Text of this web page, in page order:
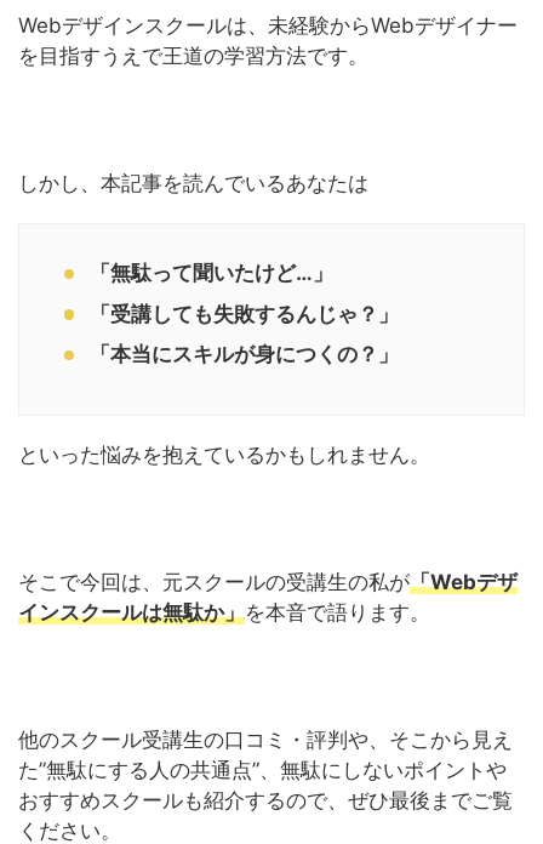
Webデザインスクールは、未経験からWebデザイナー
を目指すうえで王道の学習方法です。
しかし、本記事を読んでいるあなたは
「無駄って聞いたけど…」
「受講しても失敗するんじゃ？」
「本当にスキルが身につくの？」
といった悩みを抱えているかもしれません。
そこで今回は、元スクールの受講生の私が「Webデザ
インスクールは無駄か」を本音で語ります。
他のスクール受講生の口コミ・評判や、そこから見え
た”無駄にする人の共通点”、無駄にしないポイントや
おすすめスクールも紹介するので、ぜひ最後までご覧
ください。